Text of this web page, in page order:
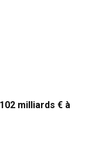
milliards € à